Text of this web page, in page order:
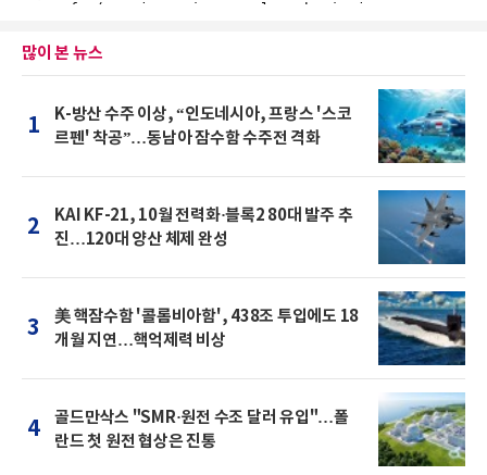
많이 본 뉴스
1
K-방산 수주 이상, “인도네시아, 프랑스 '스코
르펜' 착공”…동남아 잠수함 수주전 격화
2
KAI KF-21, 10월 전력화·블록2 80대 발주 추
진…120대 양산 체제 완성
3
美 핵잠수함 '콜롬비아함', 438조 투입에도 18
개월 지연…핵억제력 비상
4
골드만삭스 "SMR·원전 수조 달러 유입"…폴
란드 첫 원전 협상은 진통